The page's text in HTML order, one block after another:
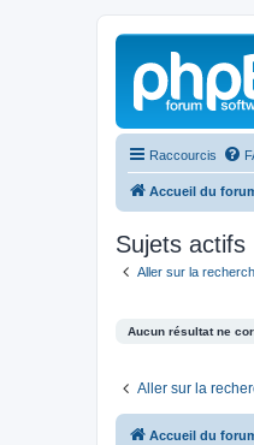
Raccourcis
Accueil du
Sujets actifs
Aller sur la
Aucun résultat ne
Aller sur la
Accueil du